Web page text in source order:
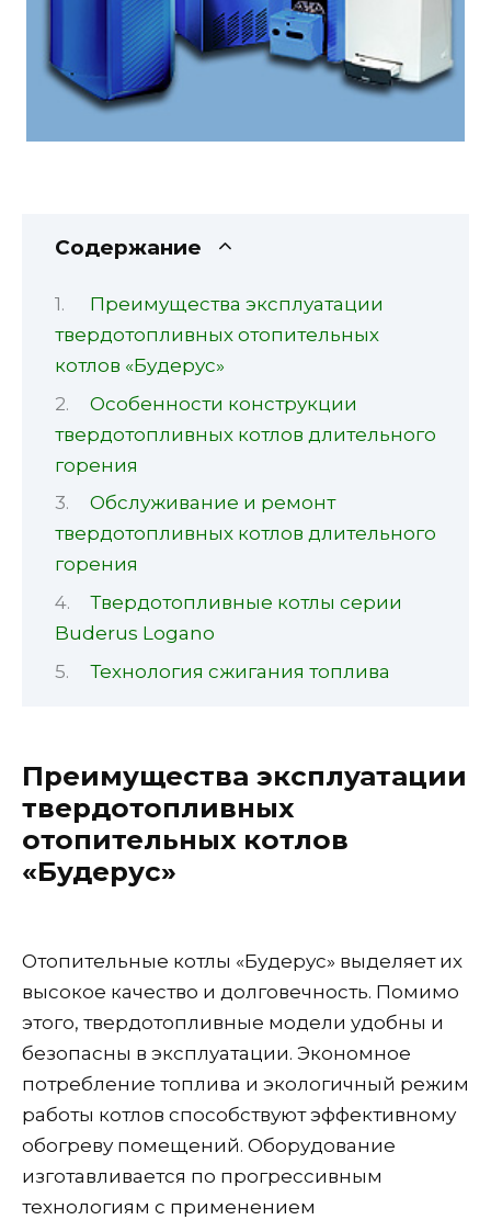
Содержание
Преимущества эксплуатации
твердотопливных отопительных
котлов «Будерус»
Особенности конструкции
твердотопливных котлов длительного
горения
Обслуживание и ремонт
твердотопливных котлов длительного
горения
Твердотопливные котлы серии
Buderus Logano
Технология сжигания топлива
Преимущества эксплуатации
твердотопливных
отопительных котлов
«Будерус»
Отопительные котлы «Будерус» выделяет их
высокое качество и долговечность. Помимо
этого, твердотопливные модели удобны и
безопасны в эксплуатации. Экономное
потребление топлива и экологичный режим
работы котлов способствуют эффективному
обогреву помещений. Оборудование
изготавливается по прогрессивным
технологиям с применением